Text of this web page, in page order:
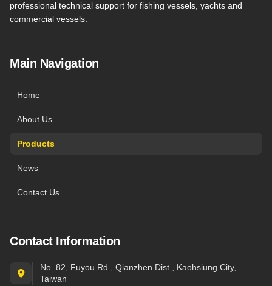
professional technical support for fishing vessels, yachts and
commercial vessels.
Main Navigation
Home
About Us
Products
News
Contact Us
Contact Information
No. 82, Fuyou Rd., Qianzhen Dist., Kaohsiung City,
Taiwan